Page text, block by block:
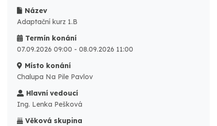
Název
Adaptační kurz 1.B
Termín konání
07.09.2026 09:00 - 08.09.2026 11:00
Místo konání
Chalupa Na Pile Pavlov
Hlavní vedoucí
Ing. Lenka Pešková
Věková skupina